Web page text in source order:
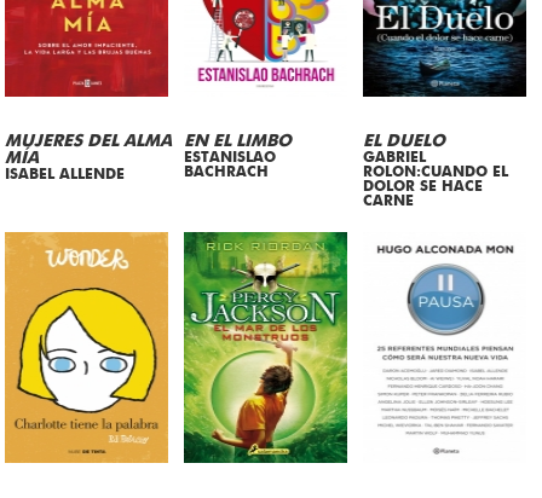
MUJERES DEL ALMA
MÍA
ISABEL ALLENDE
EN EL LIMBO
ESTANISLAO
BACHRACH
EL DUELO
GABRIEL
ROLON:CUANDO EL
DOLOR SE HACE
CARNE